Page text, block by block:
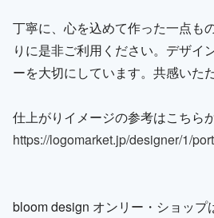
丁寧に、心を込めて作った一点も
りに是非ご利用ください。デザイ
ーを大切にしています。共感いた
仕上がりイメージの参考はこちら
https://logomarket.jp/designer/1/
bloom design オンリー・ショップ